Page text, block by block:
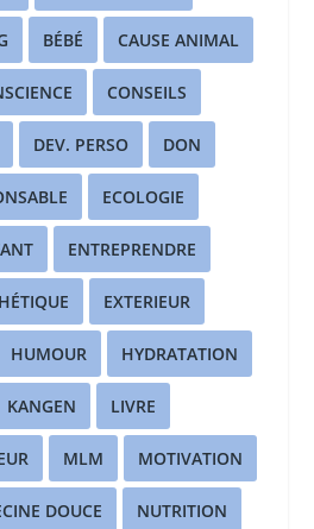
BÉBÉ CAUSE ANIMAL
CONSEILS
DEV. PERSO DON
ECOLOGIE
ENTREPRENDRE
EXTERIEUR
HUMOUR HYDRATATION
KANGEN LIVRE
MLM MOTIVATION
DOUCE NUTRITION